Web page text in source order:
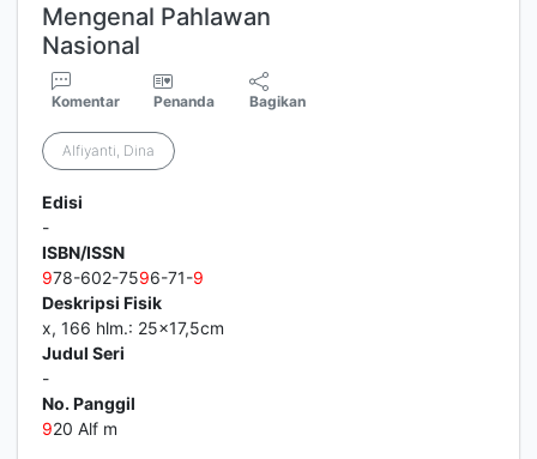
Mengenal Pahlawan
Nasional
Komentar Penanda Bagikan
Alfiyanti, Dina
Edisi
-
ISBN/ISSN
978-602-7596-71-9
Deskripsi Fisik
x, 166 hlm.: 25x17,5cm
Judul Seri
-
No. Panggil
920 Alf m